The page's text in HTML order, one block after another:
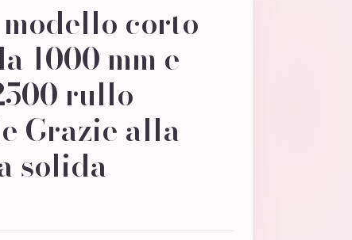
corto
1000 mm e
rullo
Grazie alla
solida